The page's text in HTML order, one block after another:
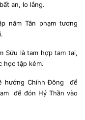
an, lo lắng.
năm Tân phạm tương
Sửu là tam hợp tam tai,
học tập kém.
hướng Chính Đông để
để đón Hỷ Thần vào